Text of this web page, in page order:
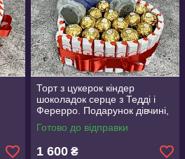
Торт з цукерок кіндер
шоколадок серце з Тедді і
Ферерро. Подарунок дівчині,
жінці на День народження,
Валентина, 8 Березня
Готово до відправки
1 600 ₴